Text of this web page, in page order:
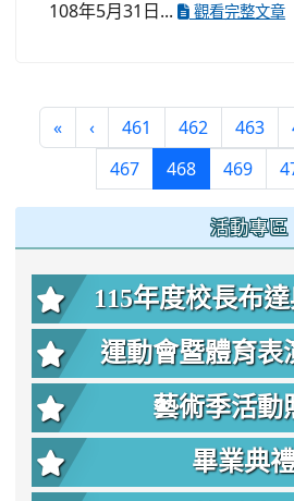
108年5月31日...
觀看完整文章
« ‹ 461 462 463
467
468(current)
469
活動專區
115年度校長布
運動會暨體育表
藝術季活動
畢業典